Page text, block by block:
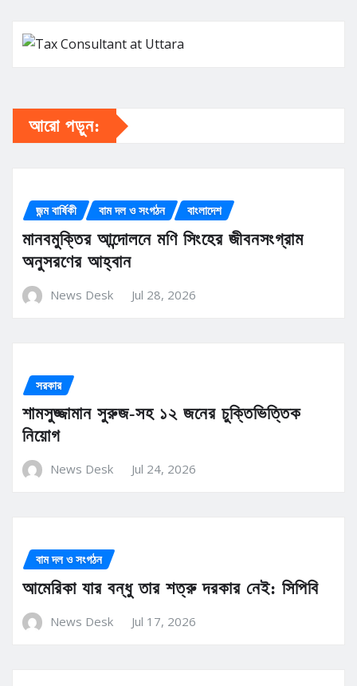
আরো পড়ুন:
জন্ম বার্ষিকী বাম দল ও সংগঠন বাংলাদেশ
মানবমুক্তির আন্দোলনে মণি সিংহের জীবনসংগ্রাম
অনুসরণের আহ্বান
News Desk Jul 28, 2026
সরকার
শামসুজ্জামান সুরুজ-সহ ১২ জনের চুক্তিভিত্তিক
নিয়োগ
News Desk Jul 24, 2026
বাম দল ও সংগঠন
আমেরিকা যার বন্ধু তার শত্রু দরকার নেই: সিপিবি
News Desk Jul 17, 2026